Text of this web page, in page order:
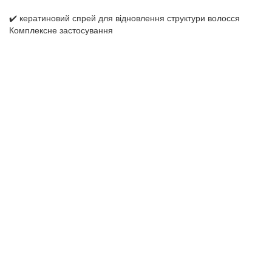
✔️ кератиновий спрей для відновлення структури волосся
Комплексне застосування